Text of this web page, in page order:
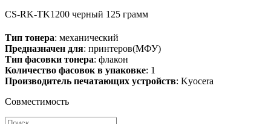
CS-RK-TK1200 черный 125 грамм
Тип тонера: механический
Предназначен для: принтеров(МФУ)
Тип фасовки тонера: флакон
Количество фасовок в упаковке: 1
Производитель печатающих устройств: Kyocera
Совместимость